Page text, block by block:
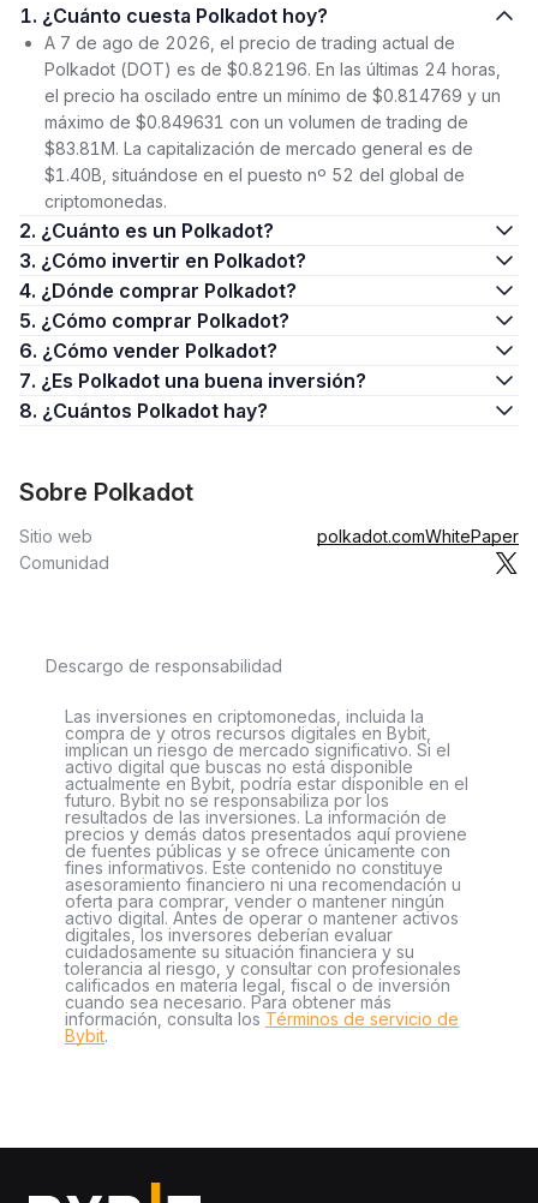
1. ¿Cuánto cuesta Polkadot hoy?
A 7 de ago de 2026, el precio de trading actual de
Polkadot (DOT) es de $0.82196. En las últimas 24 horas,
el precio ha oscilado entre un mínimo de $0.814769 y un
máximo de $0.849631 con un volumen de trading de
$83.81M. La capitalización de mercado general es de
$1.40B, situándose en el puesto nº 52 del global de
criptomonedas.
2. ¿Cuánto es un Polkadot?
3. ¿Cómo invertir en Polkadot?
4. ¿Dónde comprar Polkadot?
5. ¿Cómo comprar Polkadot?
6. ¿Cómo vender Polkadot?
7. ¿Es Polkadot una buena inversión?
8. ¿Cuántos Polkadot hay?
Sobre Polkadot
Sitio web polkadot.comWhitePaper
Comunidad
Descargo de responsabilidad
Las inversiones en criptomonedas, incluida la
compra de y otros recursos digitales en Bybit,
implican un riesgo de mercado significativo. Si el
activo digital que buscas no está disponible
actualmente en Bybit, podría estar disponible en el
futuro. Bybit no se responsabiliza por los
resultados de las inversiones. La información de
precios y demás datos presentados aquí proviene
de fuentes públicas y se ofrece únicamente con
fines informativos. Este contenido no constituye
asesoramiento financiero ni una recomendación u
oferta para comprar, vender o mantener ningún
activo digital. Antes de operar o mantener activos
digitales, los inversores deberían evaluar
cuidadosamente su situación financiera y su
tolerancia al riesgo, y consultar con profesionales
calificados en materia legal, fiscal o de inversión
cuando sea necesario. Para obtener más
información, consulta los Términos de servicio de
Bybit.